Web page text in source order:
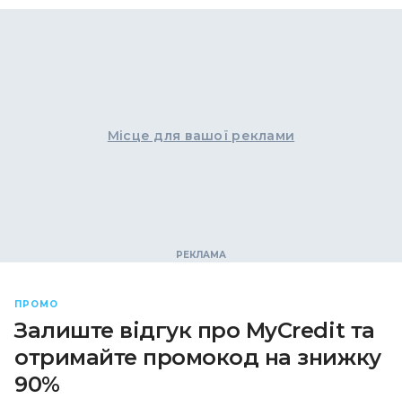
Місце для вашої реклами
ПРОМО
Залиште відгук про MyCredit та
отримайте промокод на знижку
90%